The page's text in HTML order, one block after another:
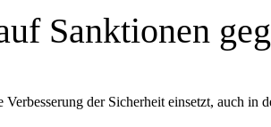
Sanktionen
der Sicherheit einsetzt, auch